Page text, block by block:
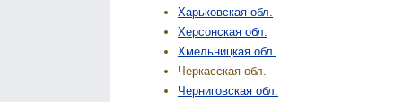
Харьковская обл.
Херсонская обл.
Хмельницкая обл.
Черкасская обл.
Черниговская обл.